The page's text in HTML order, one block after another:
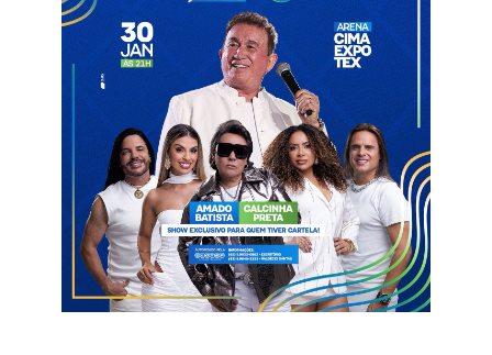
A avaliação do selo considera três dimensões fundamentais: a
institucionalização e implementação da política de
alfabetização em consonância com o Compromisso Nacional
Criança Alfabetizada; a realização de ações de formação
continuada de professores e gestores; e a distribuição de
materiais didáticos complementares voltados à alfabetização.
O processo avaliativo envolve instituições de amplo
reconhecimento nacional que atuam em apoio ao MEC e ao
Comitê Estratégico Nacional do Compromisso Nacional
Criança Alfabetizada, garantindo transparência, rigor técnico e
credibilidade à certificação.